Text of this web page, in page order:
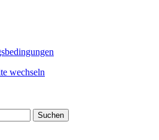
Suchen